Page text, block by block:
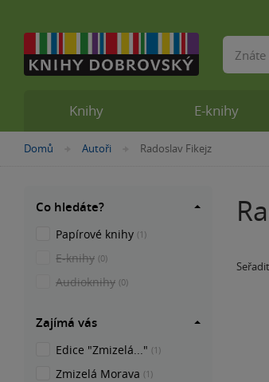
Nacházíte
Domů »Autoři »
Radoslav Fikejz
Co hledáte?
Papírové knihy (1)
E-knihy (0)
Audioknihy (0)
Zajímá vás
Edice "Zmizelá..." (1)
Zmizelá Morava (1)
Knihy E-knihy